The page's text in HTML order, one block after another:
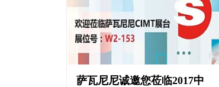
萨瓦尼尼诚邀您莅临2017中